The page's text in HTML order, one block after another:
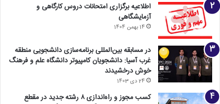
اطلاعیه برگزاری امتحانات دروس کارگاهی و
آزمایشگاهی
14 بهمن 1404
در مسابقه بین‌المللی برنامه‌سازی دانشجویی منطقه
غرب آسیا: دانشجویان کامپیوتر دانشگاه علم و فرهنگ
خوش درخشیدند
24 دی 1403
کسب مجوز و راه‌اندازی ۸ رشته جدید در مقطع